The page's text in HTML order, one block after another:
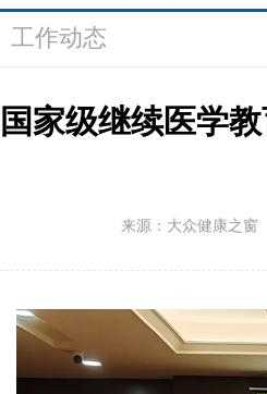
工作动态
国家级继续医学
来源：大众健康之